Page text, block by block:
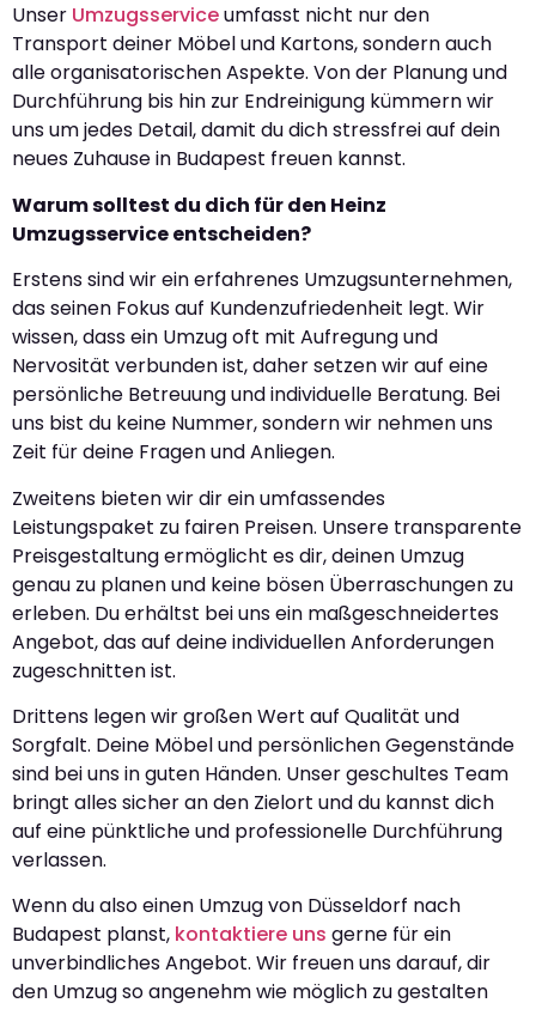
Unser Umzugsserviceumfasst nicht nur den
Transport deiner Möbel und Kartons, sondern auch
alle organisatorischen Aspekte. Von der Planung und
Durchführung bis hin zur Endreinigung kümmern wir
uns um jedes Detail, damit du dich stressfrei auf dein
neues Zuhause in Budapest freuen kannst.
Warum solltest du dich für den Heinz
Umzugsservice entscheiden?
Erstens sind wir ein erfahrenes Umzugsunternehmen,
das seinen Fokus auf Kundenzufriedenheit legt. Wir
wissen, dass ein Umzug oft mit Aufregung und
Nervosität verbunden ist, daher setzen wir auf eine
persönliche Betreuung und individuelle Beratung. Bei
uns bist du keine Nummer, sondern wir nehmen uns
Zeit für deine Fragen und Anliegen.
Zweitens bieten wir dir ein umfassendes
Leistungspaket zu fairen Preisen. Unsere transparente
Preisgestaltung ermöglicht es dir, deinen Umzug
genau zu planen und keine bösen Überraschungen zu
erleben. Du erhältst bei uns ein maßgeschneidertes
Angebot, das auf deine individuellen Anforderungen
zugeschnitten ist.
Drittens legen wir großen Wert auf Qualität und
Sorgfalt. Deine Möbel und persönlichen Gegenstände
sind bei uns in guten Händen. Unser geschultes Team
bringt alles sicher an den Zielort und du kannst dich
auf eine pünktliche und professionelle Durchführung
verlassen.
Wenn du also einen Umzug von Düsseldorf nach
Budapest planst, kontaktiere uns gerne für ein
unverbindliches Angebot. Wir freuen uns darauf, dir
den Umzug so angenehm wie möglich zu gestalten